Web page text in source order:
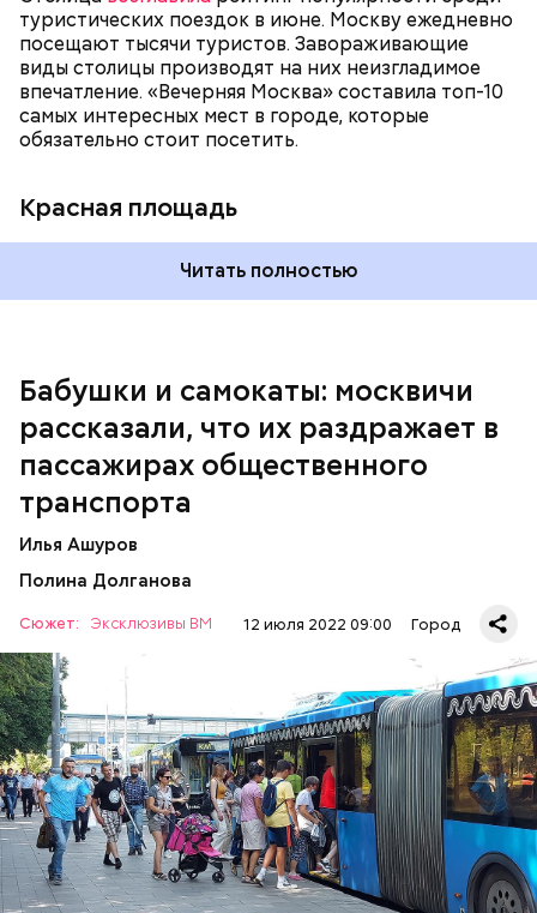
туристических поездок в июне. Москву ежедневно
посещают тысячи туристов. Завораживающие
виды столицы производят на них неизгладимое
впечатление. «Вечерняя Москва» составила топ-10
самых интересных мест в городе, которые
обязательно стоит посетить.
Красная площадь
Читать полностью
Бабушки и самокаты: москвичи
рассказали, что их раздражает в
пассажирах общественного
транспорта
Илья Ашуров
Полина Долганова
Сюжет: Эксклюзивы ВМ 12 июля 2022 09:00 Город
— Рюкзаки большие прямо бесит, когда не
снимают. Если едешь в час пик, обязательно тебя
чем-нибудь заденут, — сказала Александра, 19 лет.
— Вот меня очень раздражает, когда пытаешься
выйти из вагона метро, а люди стоят прямо по
центру в дверях. И приходится их толкать, а они
не дают тебе пройти, что очень бестактно, —
пожаловался Игорь, 55 лет.
занимает! И из-за этого образуется огромная
очередь. И если опаздываешь, то идешь по этому
огромному эскалатору очень-очень долго, —
поделился Андрей, 19 лет.